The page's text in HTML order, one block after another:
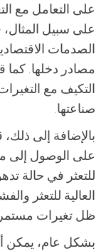
على التعامل مع
على سبيل
الصدمات
مصادر دخلها. كما
التكيف مع
صناعتها.
بالإضافة إلى
على الوصول إلى
للتعثر في حالة
العالية للتعثر
ظل تغيرات
بشكل عام، يمكن